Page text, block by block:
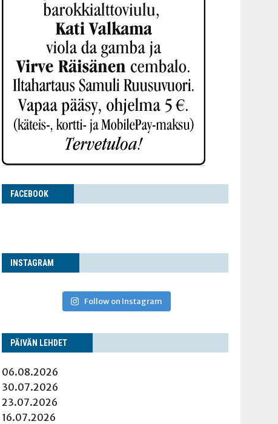
FACE­BOOK
INS­TA­GRAM
Follow on Instagram
PÄI­VÄN LEHDET
06.08.2026
30.07.2026
23.07.2026
16.07.2026